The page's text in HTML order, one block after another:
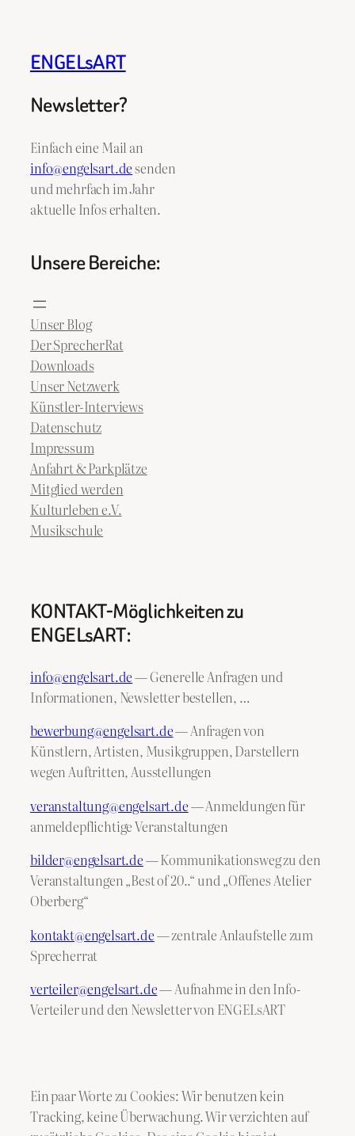
ENGELsART
Newsletter?
Einfach eine Mail an
info@engelsart.desenden
und mehrfach im Jahr
aktuelle Infos erhalten.
Unsere Bereiche:
Unser Blog
Der SprecherRat
Downloads
Unser Netzwerk
Künstler-Interviews
Datenschutz
Impressum
Anfahrt & Parkplätze
Mitglied werden
Kulturleben e.V.
Musikschule
KONTAKT-Möglichkeiten zu
ENGELsART:
info@engelsart.de— Generelle Anfragen und
Informationen, Newsletter bestellen, …
bewerbung@engelsart.de— Anfragen von
Künstlern, Artisten, Musikgruppen, Darstellern
wegen Auftritten, Ausstellungen
veranstaltung@engelsart.de— Anmeldungen für
anmeldepflichtige Veranstaltungen
bilder@engelsart.de— Kommunikationsweg zu den
Veranstaltungen „Best of 20..“ und „Offenes Atelier
Oberberg“
kontakt@engelsart.de— zentrale Anlaufstelle zum
Sprecherrat
verteiler@engelsart.de— Aufnahme in den Info-
Verteiler und den Newsletter von ENGELsART
Ein paar Worte zu Cookies: Wir benutzen kein
Tracking, keine Überwachung. Wir verzichten auf